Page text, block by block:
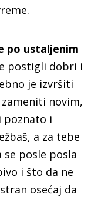
po ustaljenim
postigli dobri i
je izvršiti
novim,
poznato i
a za tebe
se posle posla
i što da ne
osećaj da